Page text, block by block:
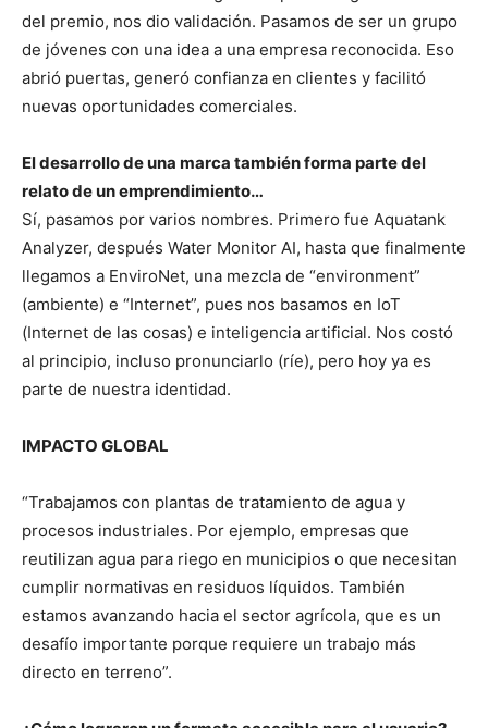
del premio, nos dio validación. Pasamos de ser un grupo
de jóvenes con una idea a una empresa reconocida. Eso
abrió puertas, generó confianza en clientes y facilitó
nuevas oportunidades comerciales.
El desarrollo de una marca también forma parte del
relato de un emprendimiento…
Sí, pasamos por varios nombres. Primero fue Aquatank
Analyzer, después Water Monitor AI, hasta que finalmente
llegamos a EnviroNet, una mezcla de “environment”
(ambiente) e “Internet”, pues nos basamos en IoT
(Internet de las cosas) e inteligencia artificial. Nos costó
al principio, incluso pronunciarlo (ríe), pero hoy ya es
parte de nuestra identidad.
IMPACTO GLOBAL
“Trabajamos con plantas de tratamiento de agua y
procesos industriales. Por ejemplo, empresas que
reutilizan agua para riego en municipios o que necesitan
cumplir normativas en residuos líquidos. También
estamos avanzando hacia el sector agrícola, que es un
desafío importante porque requiere un trabajo más
directo en terreno”.